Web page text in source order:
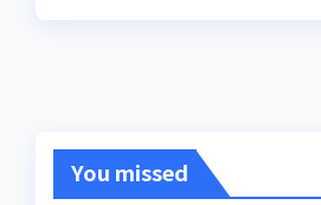
You missed